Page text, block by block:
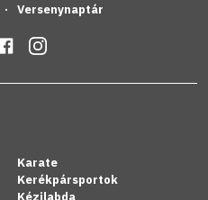
Versenynaptár
Karate
Kerékpársportok
Kézilabda